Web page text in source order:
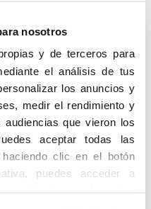
nosotros
y de terceros para
el análisis de tus
los anuncios y
medir el rendimiento y
audiencias que vieron los
aceptar todas las
clic en el botón
puedes acceder a
tus preferencias
la tarea de los cristianos